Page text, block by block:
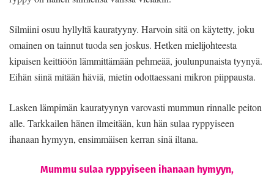
Silmiini osuu hyllyltä kauratyyny. Harvoin sitä on käytetty, joku
omainen on tainnut tuoda sen joskus. Hetken mielijohteesta
kipaisen keittiöön lämmittämään pehmeää, joulunpunaista tyynyä.
Eihän siinä mitään häviä, mietin odottaessani mikron piippausta.
Lasken lämpimän kauratyynyn varovasti mummun rinnalle peiton
alle. Tarkkailen hänen ilmeitään, kun hän sulaa ryppyiseen
ihanaan hymyyn, ensimmäisen kerran sinä iltana.
Mummu sulaa ryppyiseen ihanaan hymyyn,